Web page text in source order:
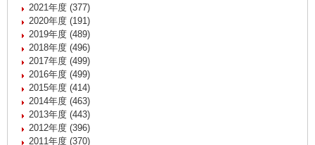
2021年度 (377)
2020年度 (191)
2019年度 (489)
2018年度 (496)
2017年度 (499)
2016年度 (499)
2015年度 (414)
2014年度 (463)
2013年度 (443)
2012年度 (396)
2011年度 (370)